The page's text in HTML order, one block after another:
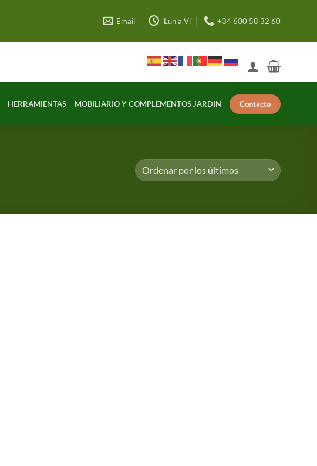
Email Lun a Vi +34 600 58 32 60
HERRAMIENTAS MOBILIARIO Y COMPLEMENTOS JARDIN Contacto